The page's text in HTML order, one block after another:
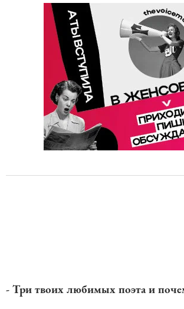
- Три твоих любимых поэта и